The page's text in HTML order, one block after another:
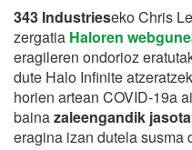
343 Industrieseko Chris
zergatia Haloren
eragileren ondorioz
dute Halo Infinite
horien artean COVID-19a
bainazaleengandik
eragina izan dutela susma